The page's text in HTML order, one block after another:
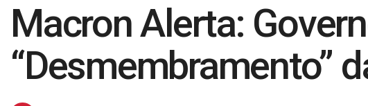
Macron Alerta:
“Desmembramento”